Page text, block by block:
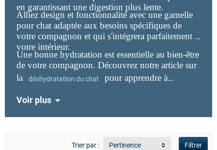
en garantissant une digestion plus lente.
Alliez design et fonctionnalité avec une gamelle
pour chat adaptée aux besoins spécifiques de
votre compagnon et qui s'intégrera parfaitement à
votre intérieur.
Une bonne hydratation est essentielle au bien-être
de votre compagnon. Découvrez notre article sur
la
déshydratation du chat
pour apprendre à
prévention.
Voir plus
Trier par : Pertinence Filtrer